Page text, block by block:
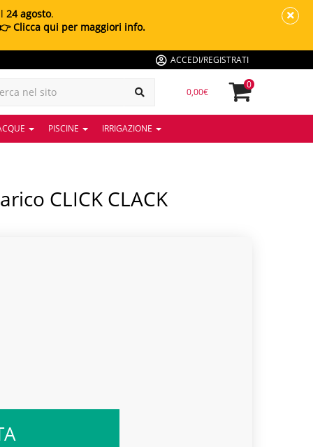
24 agosto.
Clicca qui per maggiori info.
ACCEDI/REGISTRATI
0,00€
0
PISCINE IRRIGAZIONE